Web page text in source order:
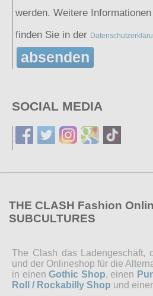
werden. Weitere
finden Sie in der
absenden
SOCIAL MEDIA
THE CLASH Fashion
SUBCULTURES
The Clash das Ladengeschäft,
und der Onlineshop für die
in einenGothic Shop, einen
Roll / Rockabilly Shop und